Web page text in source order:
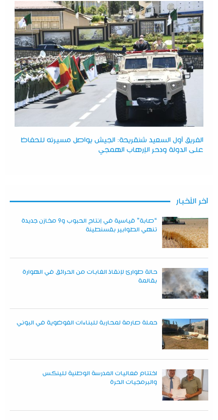
الفريق أول السعيد شنقريحة: الجيش يواصل مسيرته للحفاظ
على الدولة ودحر الإرهاب الهمجي
آخر الأخبار
“صابة” قياسية في إنتاج الحبوب و9 مخازن جديدة
تنهي الطوابير بقسنطينة
حالة طوارئ لإنقاذ الغابات من الحرائق في الهوارة
بقالمة
حملة صارمة لمحاربة للبناءات الفوضوية في البوني
اختتام فعاليات المدرسة الوطنية للينكس
والبرمجيات الحرة